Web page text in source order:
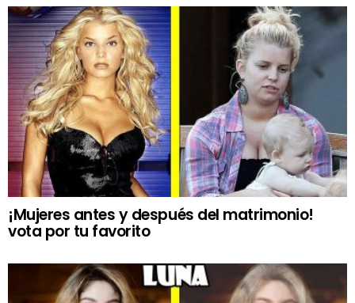
¡Mujeres antes y después del matrimonio!
vota por tu favorito